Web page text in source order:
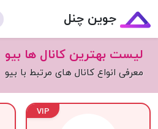
جوین چنل
لیست بهترین کانال ها بیو
معرفی انواع کانال های مرتبط با بیو
VIP